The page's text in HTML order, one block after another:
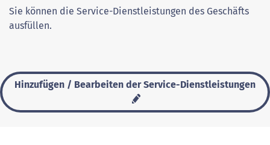
Sie können die Service-Dienstleistungen des Geschäfts
ausfüllen.
Hinzufügen / Bearbeiten der Service-Dienstleistungen